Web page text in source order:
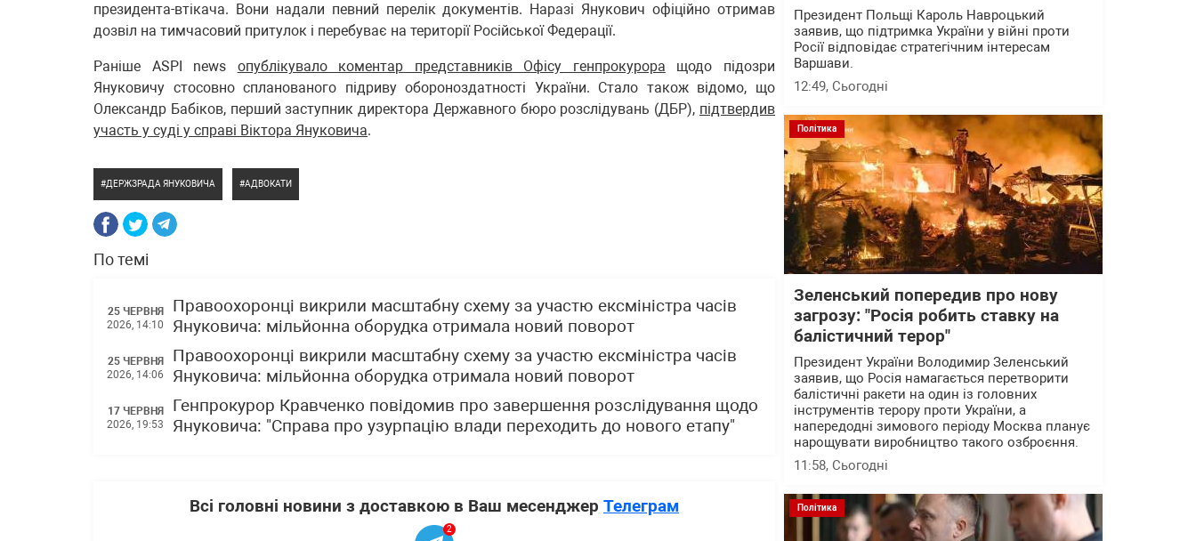
президента-втікача. Вони надали певний перелік документів. Наразі Янукович офіційно отримав
дозвіл на тимчасовий притулок і перебуває на території Російської Федерації.
Раніше ASPI news опублікувало коментар представників Офісу генпрокурора щодо підозри
Януковичу стосовно спланованого підриву обороноздатності України. Стало також відомо, що
Олександр Бабіков, перший заступник директора Державного бюро розслідувань (ДБР), підтвердив
участь у суді у справі Віктора Януковича.
ДЕРЖЗРАДА ЯНУКОВИЧА АДВОКАТИ
По темі
25 ЧЕРВНЯ
2026, 14:10
Правоохоронці викрили масштабну схему за участю ексміністра часів
Януковича: мільйонна оборудка отримала новий поворот
25 ЧЕРВНЯ
2026, 14:06
Правоохоронці викрили масштабну схему за участю ексміністра часів
Януковича: мільйонна оборудка отримала новий поворот
17 ЧЕРВНЯ
2026, 19:53
Генпрокурор Кравченко повідомив про завершення розслідування щодо
Януковича: "Справа про узурпацію влади переходить до нового етапу"
Всі головні новини з доставкою в Ваш месенджер Телеграм
2
Президент Польщі Кароль Навроцький
заявив, що підтримка України у війні проти
Росії відповідає стратегічним інтересам
Варшави.
12:49, Сьогодні
Політика
Зеленський попередив про нову
загрозу: "Росія робить ставку на
балістичний терор"
Президент України Володимир Зеленський
заявив, що Росія намагається перетворити
балістичні ракети на один із головних
інструментів терору проти України, а
напередодні зимового періоду Москва планує
нарощувати виробництво такого озброєння.
11:58, Сьогодні
Політика